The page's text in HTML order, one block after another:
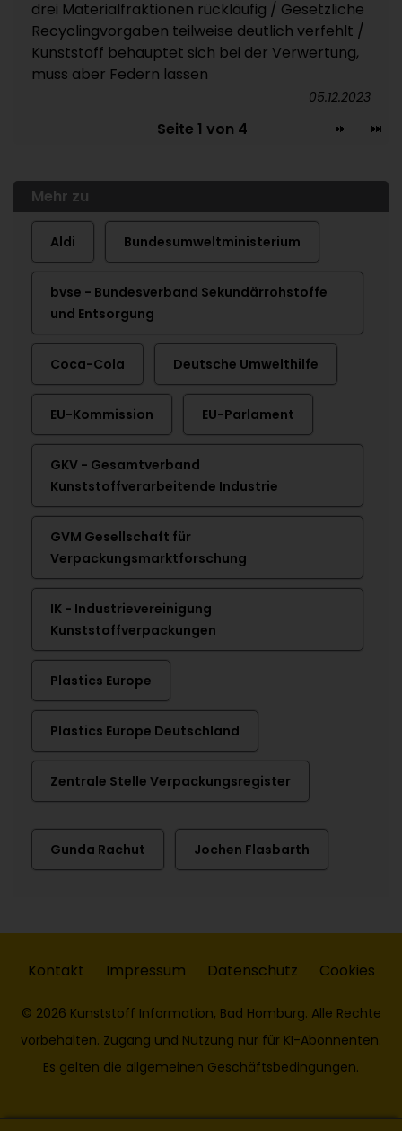
drei Materialfraktionen rückläufig / Gesetzliche
Recyclingvorgaben teilweise deutlich verfehlt /
Kunststoff behauptet sich bei der Verwertung,
muss aber Federn lassen
05.12.2023
Seite 1 von 4
Mehr zu
Aldi Bundesumweltministerium
bvse - Bundesverband Sekundärrohstoffe
und Entsorgung
Coca-Cola Deutsche Umwelthilfe
EU-Kommission EU-Parlament
GKV - Gesamtverband
Kunststoffverarbeitende Industrie
GVM Gesellschaft für
Verpackungsmarktforschung
IK - Industrievereinigung
Kunststoffverpackungen
Plastics Europe
Plastics Europe Deutschland
Zentrale Stelle Verpackungsregister
Gunda Rachut Jochen Flasbarth
Kontakt Impressum Datenschutz Cookies
© 2026 Kunststoff Information, Bad Homburg. Alle Rechte
vorbehalten. Zugang und Nutzung nur für KI-Abonnenten.
Es gelten die allgemeinen Geschäftsbedingungen.